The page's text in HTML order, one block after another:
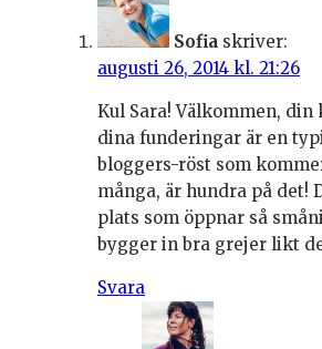
Sofia skriver:
augusti 26, 2014 kl. 21:26
Kul Sara! Välkommen, din
dina funderingar är en
bloggers-röst som
många, är hundra på det!
plats som öppnar så
bygger in bra grejer likt
Svara